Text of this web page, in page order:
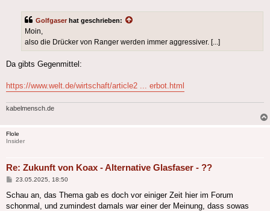
Golfgaser hat geschrieben:
Moin,
also die Drücker von Ranger werden immer aggressiver. [...]
Da gibts Gegenmittel:
https://www.welt.de/wirtschaft/article2 ... erbot.html
kabelmensch.de
Flole
Insider
Re: Zukunft von Koax - Alternative Glasfaser - ??
Beitrag
23.05.2025, 18:50
Schau an, das Thema gab es doch vor einiger Zeit hier im Forum
schonmal, und zumindest damals war einer der Meinung, dass sowas